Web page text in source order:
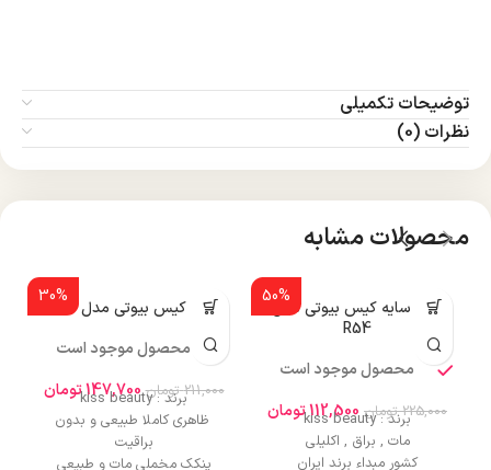
توضیحات تکمیلی
نظرات (0)
محصولات مشابه
50%
پالت سایه کیس بیوتی مدل
R54
محصول موجود است
225,000 تومان 112,500تومان
برند : kiss beauty
مات , براق , اکلیلی
کشور مبداء برند ایران
30%
پنکک کیس بیوتی مدل R520
محصول موجود است
211,000 تومان 147,700تومان
برند : kiss beauty
ظاهری کاملا طبیعی و بدون
براقیت
پنکک مخملی مات و طبیعی